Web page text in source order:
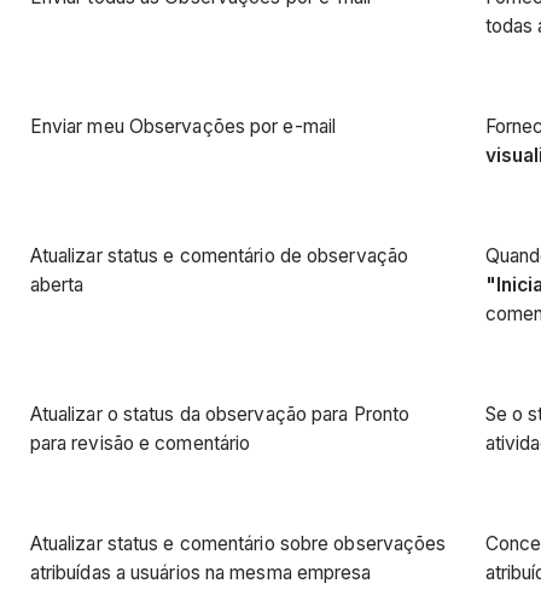
todas
Enviar meu Observações por e-mail
Atualizar status e comentário de observação
aberta
Atualizar o status da observação para Pronto
para revisão e comentário
Se o
Atualizar status e comentário sobre observações
atribuídas a usuários na mesma empresa